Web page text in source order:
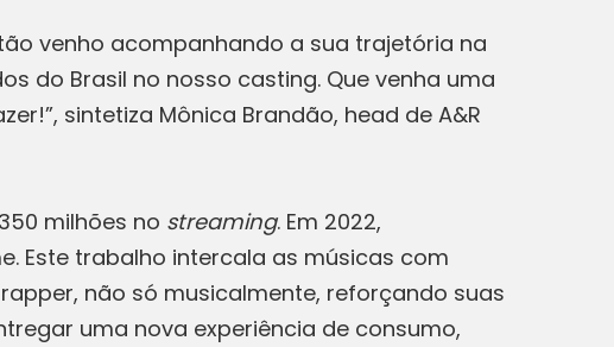
venho acompanhando a sua trajetória na
do Brasil no nosso casting. Que venha uma
sintetiza Mônica Brandão, head de A&R
milhões no streaming. Em 2022,
Este trabalho intercala as músicas com
não só musicalmente, reforçando suas
uma nova experiência de consumo,